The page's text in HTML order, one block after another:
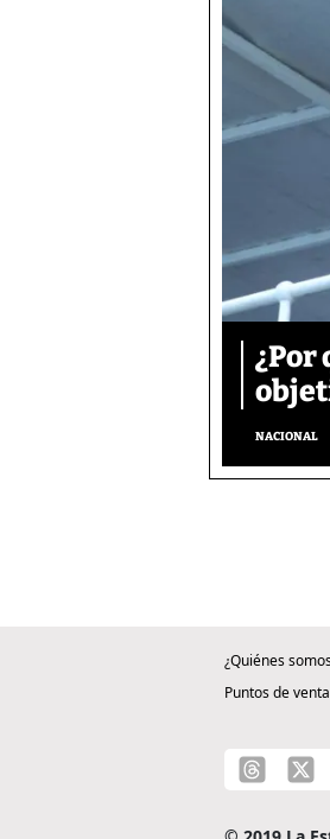
¿Por
NACIONAL
¿Quiénes
Puntos de venta